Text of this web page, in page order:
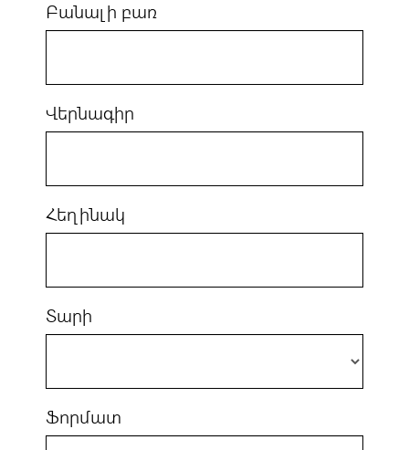
Բանալի բառ
Վերնագիր
Հեղինակ
Տարի
Ֆորմատ